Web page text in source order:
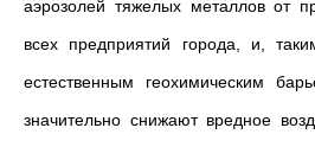
аэрозолей тяжелых металлов от
всех предприятий города, и,
естественным геохимическим
значительно снижают вредное